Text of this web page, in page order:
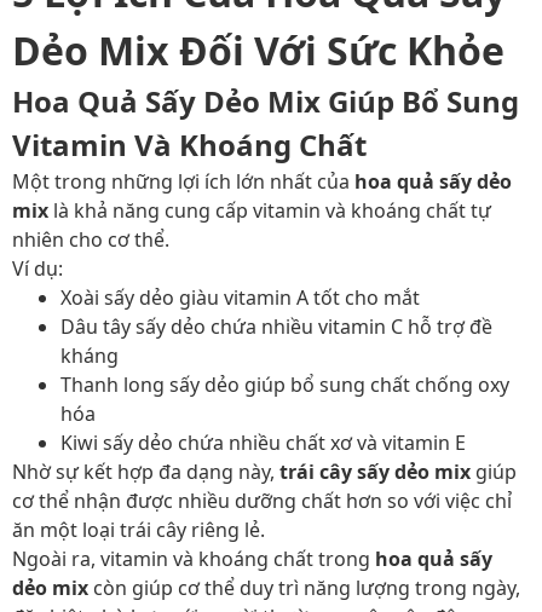
Dẻo Mix Đối Với Sức Khỏe
Hoa Quả Sấy Dẻo Mix Giúp Bổ Sung
Vitamin Và Khoáng Chất
Một trong những lợi ích lớn nhất của hoa quả sấy dẻo
mix là khả năng cung cấp vitamin và khoáng chất tự
nhiên cho cơ thể.
Ví dụ:
Xoài sấy dẻo giàu vitamin A tốt cho mắt
Dâu tây sấy dẻo chứa nhiều vitamin C hỗ trợ đề
kháng
Thanh long sấy dẻo giúp bổ sung chất chống oxy
hóa
Kiwi sấy dẻo chứa nhiều chất xơ và vitamin E
Nhờ sự kết hợp đa dạng này, trái cây sấy dẻo mix giúp
cơ thể nhận được nhiều dưỡng chất hơn so với việc chỉ
ăn một loại trái cây riêng lẻ.
Ngoài ra, vitamin và khoáng chất trong hoa quả sấy
dẻo mix còn giúp cơ thể duy trì năng lượng trong ngày,